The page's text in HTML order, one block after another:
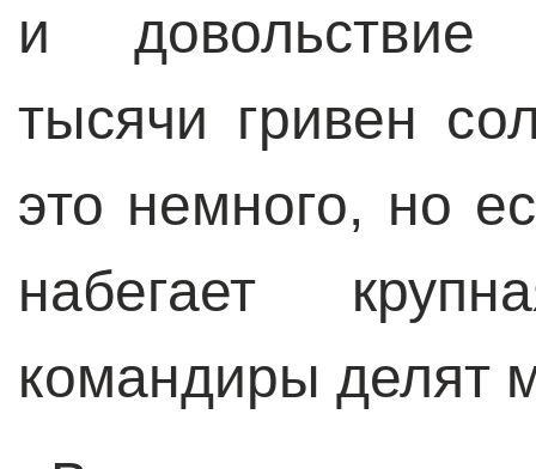
и довольствие
тысячи гривен
это немного, но
набегает
командиры делят